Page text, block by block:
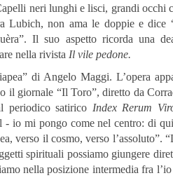
neri lunghi e lisci, grandi occhi
Lubich, non ama le doppie e dice
Il suo aspetto ricorda una
nella rivista Il vile pedone.
di Angelo Maggi. L’opera
il giornale “Il Toro”, diretto da
periodico satirico Index Rerum
- io mi pongo come nel centro: di
verso il cosmo, verso l’assoluto”.
spirituali possiamo giungere
nella posizione intermedia fra l’io